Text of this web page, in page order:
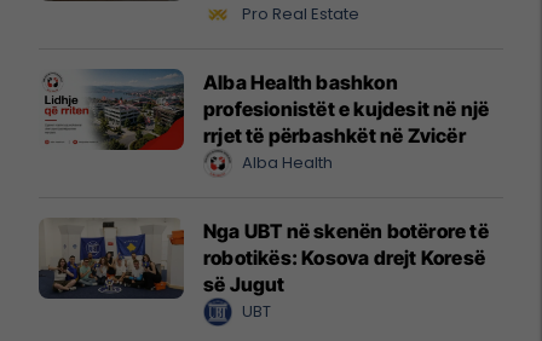
Pro Real Estate
Alba Health bashkon
profesionistët e kujdesit në një
rrjet të përbashkët në Zvicër
Alba Health
Nga UBT në skenën botërore të
robotikës: Kosova drejt Koresë
së Jugut
UBT